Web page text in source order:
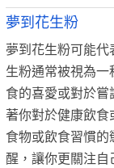
夢到花生粉
夢到花生粉可能
生粉通常被視為
食的喜愛或對於
著你對於健康飲食
食物或飲食習慣的
醒，讓你更關注自